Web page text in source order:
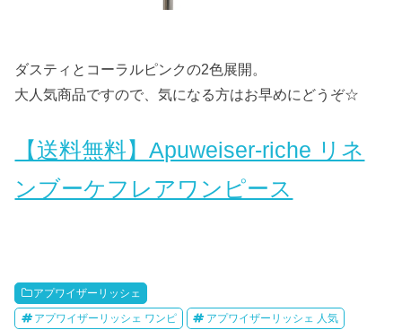
ダスティとコーラルピンクの2色展開。
大人気商品ですので、気になる方はお早めにどうぞ☆
【送料無料】Apuweiser-riche リネ
ンブーケフレアワンピース
アプワイザーリッシェ
アプワイザーリッシェ ワンピ アプワイザーリッシェ 人気